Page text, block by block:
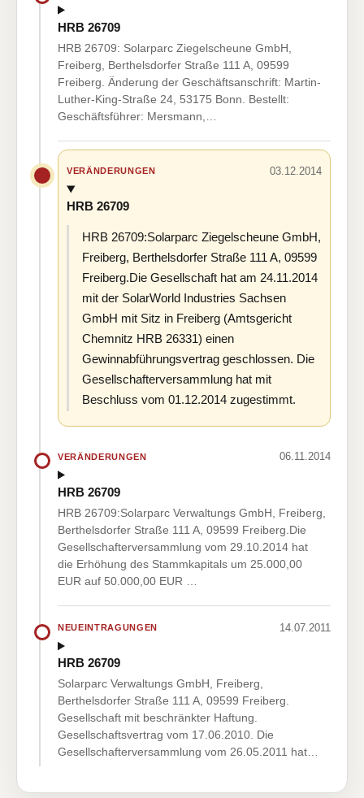
HRB 26709
HRB 26709: Solarparc Ziegelscheune GmbH,
Freiberg, Berthelsdorfer Straße 111 A, 09599
Freiberg. Änderung der Geschäftsanschrift: Martin-
Luther-King-Straße 24, 53175 Bonn. Bestellt:
Geschäftsführer: Mersmann,…
VERÄNDERUNGEN 03.12.2014
HRB 26709
HRB 26709:Solarparc Ziegelscheune GmbH,
Freiberg, Berthelsdorfer Straße 111 A, 09599
Freiberg.Die Gesellschaft hat am 24.11.2014
mit der SolarWorld Industries Sachsen
GmbH mit Sitz in Freiberg (Amtsgericht
Chemnitz HRB 26331) einen
Gewinnabführungsvertrag geschlossen. Die
Gesellschafterversammlung hat mit
Beschluss vom 01.12.2014 zugestimmt.
VERÄNDERUNGEN 06.11.2014
HRB 26709
HRB 26709:Solarparc Verwaltungs GmbH, Freiberg,
Berthelsdorfer Straße 111 A, 09599 Freiberg.Die
Gesellschafterversammlung vom 29.10.2014 hat
die Erhöhung des Stammkapitals um 25.000,00
EUR auf 50.000,00 EUR …
NEUEINTRAGUNGEN 14.07.2011
HRB 26709
Solarparc Verwaltungs GmbH, Freiberg,
Berthelsdorfer Straße 111 A, 09599 Freiberg.
Gesellschaft mit beschränkter Haftung.
Gesellschaftsvertrag vom 17.06.2010. Die
Gesellschafterversammlung vom 26.05.2011 hat…